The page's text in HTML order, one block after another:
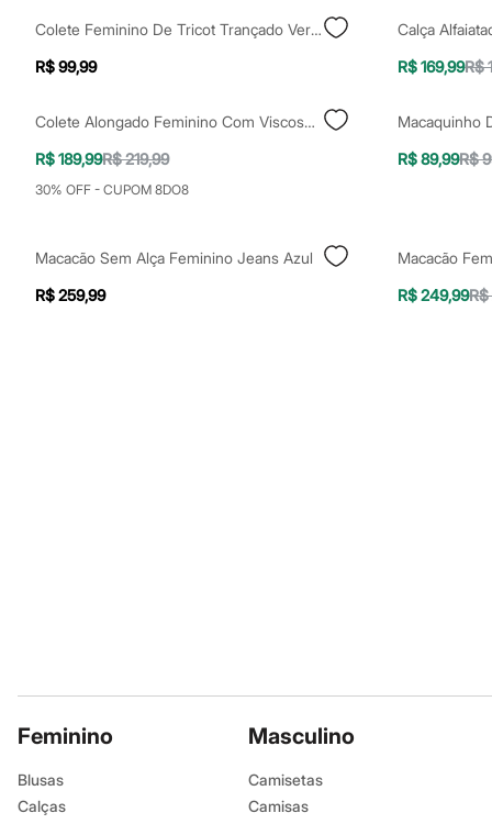
Novidades
Bermudas
Camisetas e Regatas
Casacos e Jaquetas
Jeans
Polos
Cintos
Carteiras
Óculos
Personagens
Blusas e Camisetas
Colete Feminino De Tricot Trançado Vermelho
R$ 99,99
R$ 169,99R$
Colete Alongado Feminino Com Viscose Preto
R$ 189,99R$ 219,99
30% OFF - CUPOM 8DO8
R$ 89,99R$
Macacão Sem Alça Feminino Jeans Azul
R$ 259,99
R$ 249,99R$
Feminino
Blusas
Calças
Masculino
Camisetas
Camisas